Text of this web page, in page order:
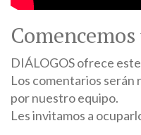
DIÁLOGOS ofrece
Los comentarios serán
por nuestro equipo.
Les invitamos a